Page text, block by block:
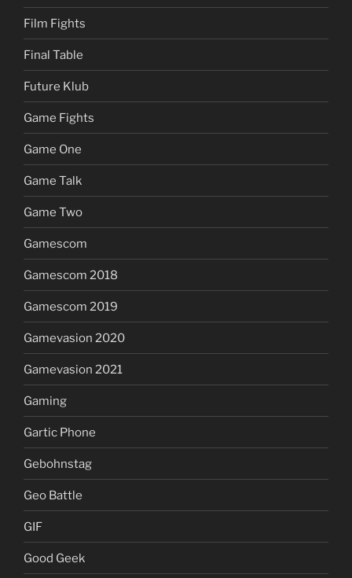
Film Fights
Final Table
Future Klub
Game Fights
Game One
Game Talk
Game Two
Gamescom
Gamescom 2018
Gamescom 2019
Gamevasion 2020
Gamevasion 2021
Gaming
Gartic Phone
Gebohnstag
Geo Battle
GIF
Good Geek